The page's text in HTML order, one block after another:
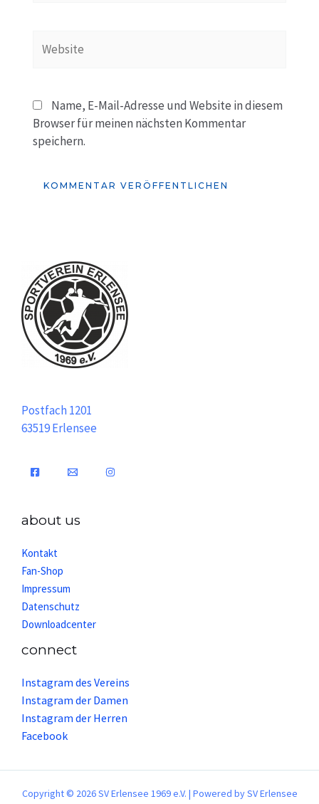
Name, E-Mail-Adresse und Website in diesem
Browser für meinen nächsten Kommentar
speichern.
Postfach 1201
63519 Erlensee
about us
Kontakt
Fan-Shop
Impressum
Datenschutz
Downloadcenter
connect
Instagram des Vereins
Instagram der Damen
Instagram der Herren
Facebook
Copyright © 2026 SV Erlensee 1969 e.V. | Powered by SV Erlensee